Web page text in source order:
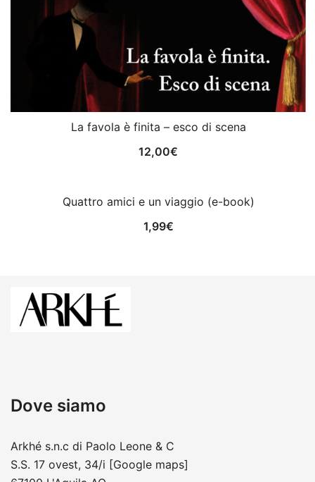
La favola è finita – esco di scena
12,00€
Quattro amici e un viaggio (e-book)
1,99€
Dove siamo
Arkhé s.n.c di Paolo Leone & C
S.S. 17 ovest, 34/i [Google maps]